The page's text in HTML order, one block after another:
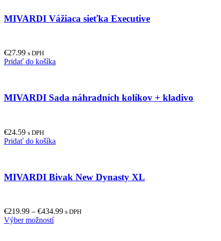
MIVARDI Vážiaca sieťka Executive
€27.99 s DPH
Pridať do košíka
MIVARDI Sada náhradních kolíkov + kladivo
€24.59 s DPH
Pridať do košíka
MIVARDI Bivak New Dynasty XL
€219.99 – €434.99 s DPH
Výber možnostíThis